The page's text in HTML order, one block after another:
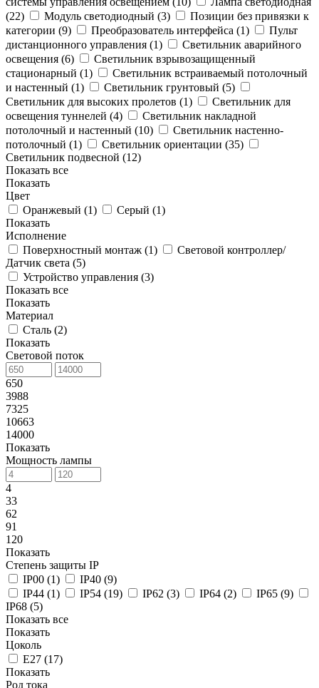
(22) Модуль светодиодный (3)
Позиции без привязки к
категории (9) Преобразователь интерфейса (1)
Пульт
дистанционного управления (1)
Светильник аварийного
освещения (6)
Светильник взрывозащищенный
стационарный (1)
Светильник встраиваемый потолочный
и настенный (1) Светильник грунтовый (5)
Светильник для высоких пролетов (1)
Светильник для
освещения туннелей (4)
Светильник накладной
потолочный и настенный (10)
Светильник настенно-
потолочный (1) Светильник ориентации (35)
Светильник подвесной (12)
Показать все
Показать
Цвет
Оранжевый (1) Серый (1)
Показать
Исполнение
Поверхностный монтаж (1)
Световой контроллер/
Датчик света (5)
Устройство управления (3)
Показать все
Показать
Материал
Сталь (2)
Показать
Световой поток
650
3988
7325
10663
14000
Показать
Мощность лампы
4
33
62
91
120
Показать
Степень защиты IP
IP00 (1) IP40 (9)
IP44 (1) IP54 (19) IP62 (3) IP64 (2) IP65 (9)
IP68 (5)
Показать все
Показать
Цоколь
E27 (17)
Показать
Род тока